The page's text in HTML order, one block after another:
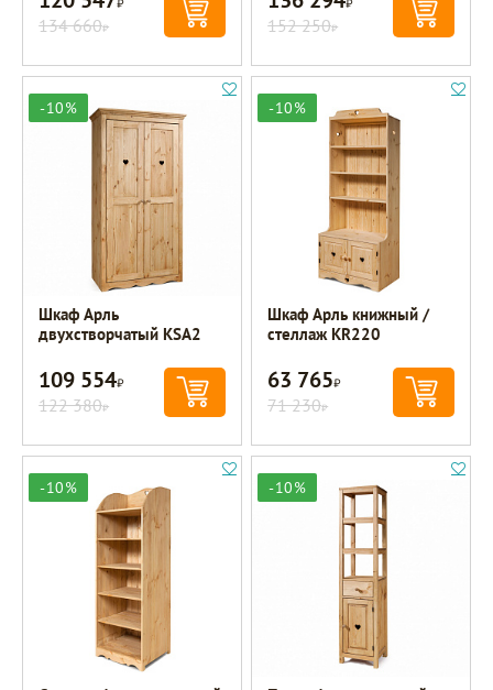
134 660Р 152 250Р
-10%
Шкаф Арль
двухстворчатый KSA2
109 554Р
122 380Р
-10%
Шкаф Арль книжный /
стеллаж KR220
63 765Р
71 230Р
-10% -10%